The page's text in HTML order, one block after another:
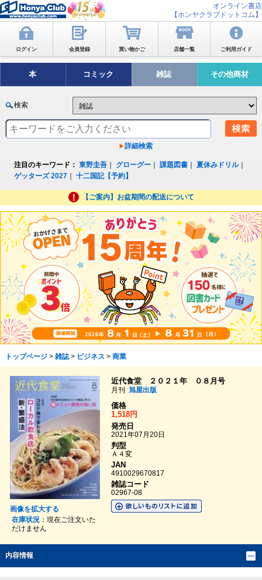
オンライン書店
【ホンヤクラブドットコム】
ログイン 会員登録 買い物かご 店舗一覧 ご利用ガイド
本 コミック 雑誌 その他商材
検索
詳細検索
注目のキーワード： 東野圭吾 グローグー ｜課題図書 ｜夏休みドリル｜
ゲッターズ 2027 ｜十二国記【予約】
【ご案内】お盆期間の配送について
トップページ> 雑誌> ビジネス > 商業
画像を拡大する
在庫状況：現在ご注文いた
だけません
近代食堂 ２０２１年 ０８月号
月刊旭屋出版
価格
1,518円
発売日
2021年07月20日
判型
Ａ４変
JAN
4910029670817
雑誌コード
02967-08
内容情報